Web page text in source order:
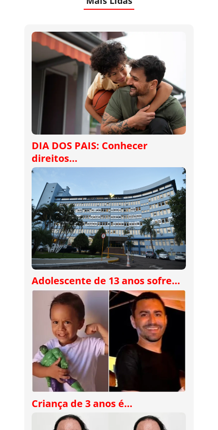
DIA DOS PAIS: Conhecer
direitos…
Adolescente de 13 anos sofre…
Criança de 3 anos é…